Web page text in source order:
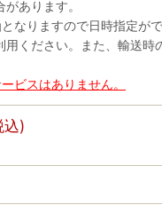
あります。
なりますので日時指定が
用ください。また、輸送時
ビスはありません。
込)